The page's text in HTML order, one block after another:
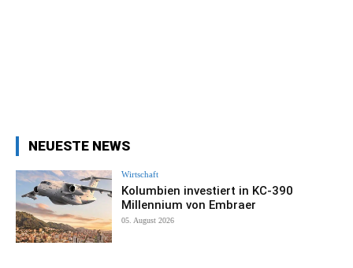
NEUESTE NEWS
Wirtschaft
Kolumbien investiert in KC-390
Millennium von Embraer
05. August 2026